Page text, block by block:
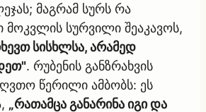
მაგრამ სურს რა
მოკვლის სურვილი შეაკავოს,
სისხლსა, არამედ
. რუბენის განზრახვის
წერილი ამბობს: ეს
„რათამცა განარინა იგი და